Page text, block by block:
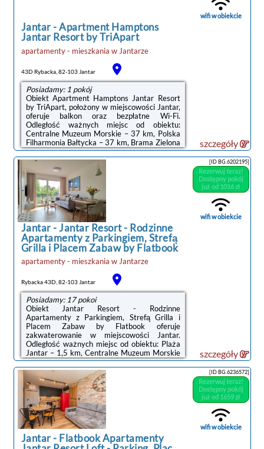
pościel.Odległość ...
Jantar-Apartment Hamptons
Jantar Resort by TriApart
apartamenty - mieszkania w Jantarze
43D Rybacka, 82-103 Jantar
Posiadamy: 1 pokój
Obiekt Apartment Hamptons Jantar Resort
by TriApart, położony w miejscowości Jantar,
oferuje balkon oraz bezpłatne Wi-Fi.
Odległość ważnych miejsc od obiektu:
Centralne Muzeum Morskie – 37 km, Polska
Filharmonia Bałtycka – 37 km, Brama Zielona
– 38 km. Obiekt zapewnia ogród oraz
bezpłatny prywatny parking. W okolicy w
odległości 1,5 km znajduje się Plaża
Jantar.Oferta apartamentu obejmuje kilka
sypialni (2), salon, kuchnię z pełnym
wyposażeniem, w tym lodówką i ekspresem
do kawy, a także łazienkę (1) z prysznicem. W
apartamencie zapewniono ręczniki i
pościel.Na terenie ...
wifi w obiekcie
szczegóły
Jantar-Jantar Resort - Rodzinne
Apartamenty z Parkingiem, Strefą
Grilla i Placem Zabaw by Flatbook
apartamenty - mieszkania w Jantarze
Rybacka 43D, 82-103 Jantar
Posiadamy: 17 pokoi
Obiekt Jantar Resort - Rodzinne
Apartamenty z Parkingiem, Strefą Grilla i
Placem Zabaw by Flatbook oferuje
zakwaterowanie w miejscowości Jantar.
Odległość ważnych miejsc od obiektu: Plaża
Jantar – 1,5 km, Centralne Muzeum Morskie
– 37 km. Obiekt zapewnia bezpłatne Wi-Fi.
Na terenie obiektu dostępny jest też
prywatny parking.Wszystkie opcje
zakwaterowania mają balkon, aneks
kuchenny z lodówką i płytą kuchenną oraz
prywatną łazienkę z prysznicem. Niektóre
opcje zakwaterowania są klimatyzowane. W
wybranych opcjach zapewniono też część
wypoczynkową lub jadalnię oraz telewizor ...
[ID BG.6202195]
Rezerwuj teraz!
Dostępny pokój
już od 1016 zł
wifi w obiekcie
szczegóły
Jantar- Flatbook Apartamenty
[ID BG.6236572]
Rezerwuj teraz!
Dostępny pokój
już od 1659 zł
wifi w obiekcie